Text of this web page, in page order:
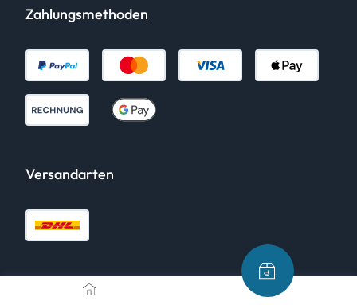
Zahlungsmethoden
Versandarten